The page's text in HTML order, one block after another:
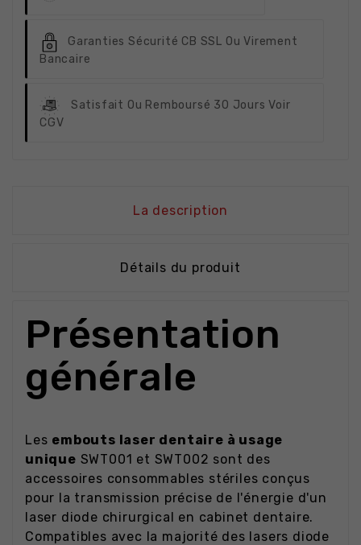
Garanties Sécurité CB SSL Ou Virement
Bancaire
Satisfait Ou Remboursé 30 Jours Voir
CGV
La description
Détails du produit
Présentation
générale
Les embouts laser dentaire à usage
unique SWT001 et SWT002 sont des
accessoires consommables stériles conçus
pour la transmission précise de l'énergie d'un
laser diode chirurgical en cabinet dentaire.
Compatibles avec la majorité des lasers diode